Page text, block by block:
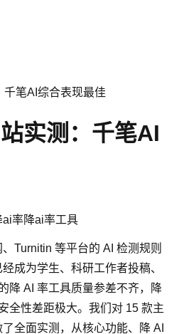
笔AI综合表现最佳
实测：千笔AI
ai率降ai率工具
Turnitin 等平台的 AI 检测规则
成为学生、科研工作者投稿、
降 AI 率工具质量参差不齐，降
全性差距极大。我们对 15 款主
全面实测，从核心功能、降 AI